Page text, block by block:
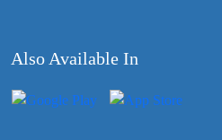
Also Available In